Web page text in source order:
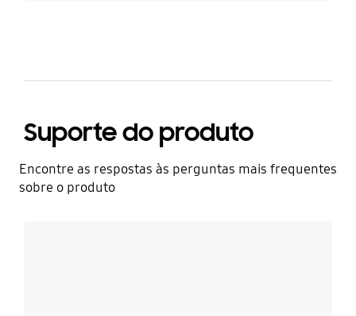
Suporte do produto
Encontre as respostas às perguntas mais frequentes
sobre o produto